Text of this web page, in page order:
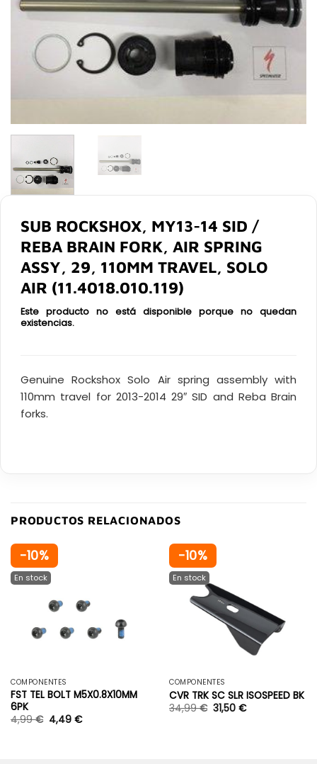
SUB ROCKSHOX, MY13-14 SID /
REBA BRAIN FORK, AIR SPRING
ASSY, 29, 110MM TRAVEL, SOLO
AIR (11.4018.010.119)
Este producto no está disponible porque no quedan
existencias.
Genuine Rockshox Solo Air spring assembly with
110mm travel for 2013-2014 29″ SID and Reba Brain
forks.
PRODUCTOS RELACIONADOS
-10%
COMPONENTES
FST TEL BOLT M5X0.8X10MM
6PK
4,99€ 4,49€
-10%
COMPONENTES
CVR TRK SC SLR ISOSPEED BK
34,99€ 31,50€